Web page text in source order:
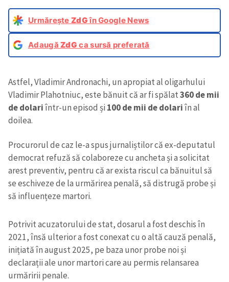
Urmărește ZdGîn Google News
AdaugăZdG ca sursă preferată
Astfel, Vladimir Andronachi, un apropiat al oligarhului
Vladimir Plahotniuc, este bănuit că ar fi spălat360 de mii
de dolariîntr-un episod și100 de mii de dolariîn al
doilea.
Procurorul de caz le-a spus jurnaliștilor că ex-deputatul
democrat refuză să colaboreze cu ancheta și a solicitat
arest preventiv, pentru că ar exista riscul ca bănuitul să
se eschiveze de la urmărirea penală, să distrugă probe și
să influențeze martori.
Potrivit acuzatorului de stat, dosarul a fost deschis în
2021, însă ulterior a fost conexat cu o altă cauză penală,
inițiată în august 2025, pe baza unor probe noi și
declarații ale unor martori care au permis relansarea
urmăririi penale.